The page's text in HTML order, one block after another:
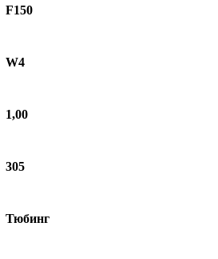
F150
W4
1,00
305
Тюбинг